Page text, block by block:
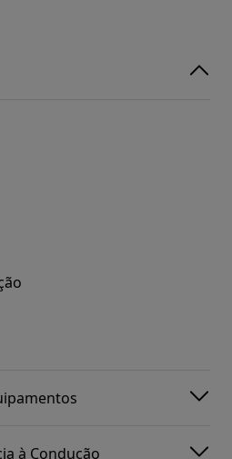
à Condução